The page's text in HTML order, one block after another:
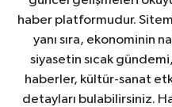
haber platformudur.
yanı sıra, ekonominin
siyasetin sıcak
haberler, kültür-sanat
detayları bulabilirsiniz.